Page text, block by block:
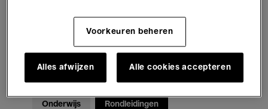
Elektronische Muziek
Onderwijs Rondleidingen
Voorkeuren beheren
Alles afwijzen Alle cookies accepteren